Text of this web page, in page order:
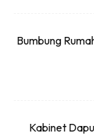
Bumbung
Kabinet